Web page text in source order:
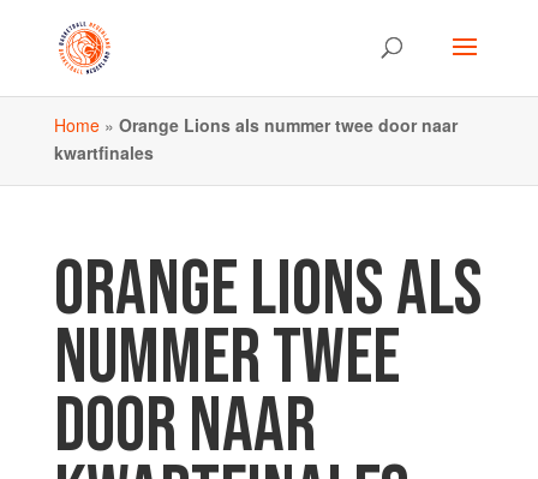
Home» Orange Lions als nummer twee door naar
kwartfinales
ORANGE LIONS ALS
NUMMER TWEE
DOOR NAAR